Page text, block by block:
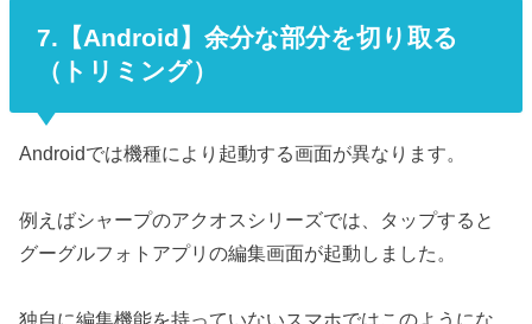
7.【Android】余分な部分を切り取る
（トリミング）
Androidでは機種により起動する画面が異なります。
例えばシャープのアクオスシリーズでは、タップすると
グーグルフォトアプリの編集画面が起動しました。